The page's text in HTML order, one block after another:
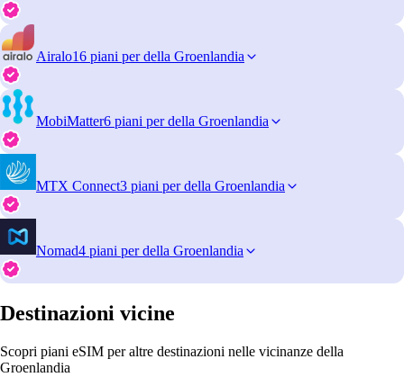
Airalo16 piani per della Groenlandia
MobiMatter6 piani per della Groenlandia
MTX Connect3 piani per della Groenlandia
Nomad4 piani per della Groenlandia
Destinazioni vicine
Scopri piani eSIM per altre destinazioni nelle vicinanze della
Groenlandia